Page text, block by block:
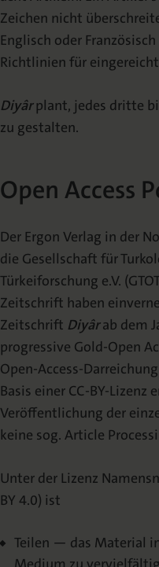
Zeichen nicht
Englisch oder
Richtlinien für
Diyârplant, jedes dritte
zu gestalten.
Open Access
Der Ergon Verlag in der
die Gesellschaft für
Türkeiforschung e.V.
Zeitschrift haben
Zeitschrift Diyârab dem
progressive Gold-Open
Open-Access-
Basis einer CC-BY-
Veröffentlichung der
keine sog. Article
Unter der Lizenz
BY 4.0) ist
Teilen — das Material